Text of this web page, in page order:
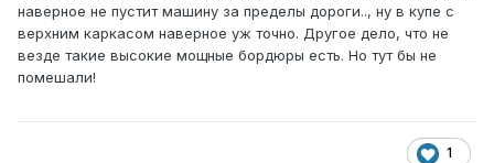
наверное не пустит машину за пределы дороги.., ну в купе с
верхним каркасом наверное уж точно. Другое дело, что не
везде такие высокие мощные бордюры есть. Но тут бы не
помешали!
1